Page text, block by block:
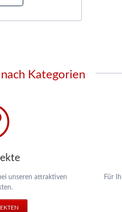
Kategorien
unseren attraktiven
Für